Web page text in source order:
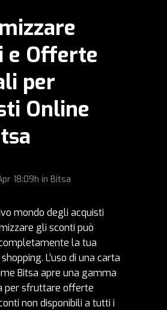
e Offerte
per
Online
18:09h in Bitsa
mondo degli acquisti
gli sconti può
la tua
L’uso di una carta
Bitsa apre una gamma
per sfruttare offerte
non disponibili a tutti i